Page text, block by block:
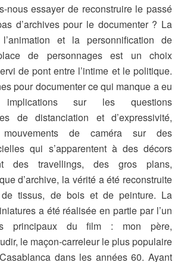
nous essayer de reconstruire le passé
d’archives pour le documenter ? La
et la personnification de
de personnages est un choix
de pont entre l’intime et le politique.
pour documenter ce qui manque a eu
sur les questions
de distanciation et d’expressivité,
de caméra sur des
qui s’apparentent à des décors
des travellings, des gros plans,
d’archive, la vérité a été reconstruite
de tissus, de bois et de peinture. La
a été réalisée en partie par l’un
principaux du film : mon père,
le maçon-carreleur le plus populaire
dans les années 60. Ayant